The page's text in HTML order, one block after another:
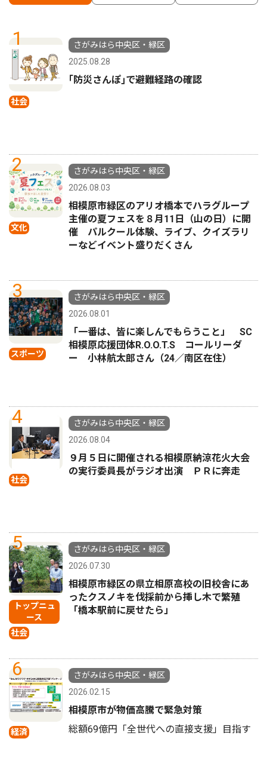
1
社会
さがみはら中央区・緑区
2025.08.28
｢防災さんぽ｣で避難経路の確認
2
文化
さがみはら中央区・緑区
2026.08.03
相模原市緑区のアリオ橋本でハラグループ
主催の夏フェスを８月11日（山の日）に開
催 パルクール体験、ライブ、クイズラリ
ーなどイベント盛りだくさん
3
スポーツ
さがみはら中央区・緑区
2026.08.01
「一番は、皆に楽しんでもらうこと」 SC
相模原応援団体R.O.O.T.S コールリーダ
ー 小林航太郎さん（24／南区在住）
4
社会
さがみはら中央区・緑区
2026.08.04
９月５日に開催される相模原納涼花火大会
の実行委員長がラジオ出演 ＰＲに奔走
5
トップニュ
ース
社会
さがみはら中央区・緑区
2026.07.30
相模原市緑区の県立相原高校の旧校舎にあ
ったクスノキを伐採前から挿し木で繁殖
「橋本駅前に戻せたら」
6
経済
さがみはら中央区・緑区
2026.02.15
相模原市が物価高騰で緊急対策
総額69億円「全世代への直接支援」目指す